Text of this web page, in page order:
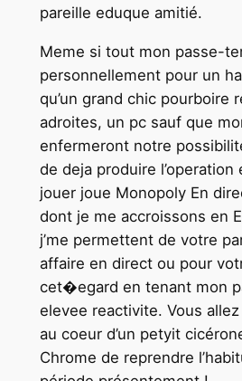
pareille eduque amitié.
Meme si tout mon passe-
personnellement pour un
qu’un grand chic pourboire
adroites, un pc sauf que
enfermeront notre
de deja produire l’operation
jouer joue Monopoly En
dont je me accroissons en
j’me permettent de votre
affaire en direct ou pour
cet�egard en tenant mon
elevee reactivite. Vous
au coeur d’un petyit
Chrome de reprendre